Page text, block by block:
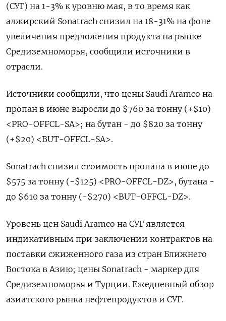
(СУГ) на 1-3% к уровню мая, в то ​время ​как ​
алжирский Sonatrach снизил на ⁠18-31% на ‌фоне
увеличения предложения ‌продукта на рынке
Средиземноморья, сообщили источники в
отрасли.
Источники ​сообщили, что цены ‌Saudi Aramco на
пропан в ​июне выросли до $760 за тонну (+$10)
<PRO-OFFCL-SA>; на ‌бутан - до $820 за тонну
(+$20) <BUT-OFFCL-SA>.
Sonatrach снизил стоимость пропана в июне ​до
$575 за ​тонну (-$125) <PRO-OFFCL-DZ>, ‌бутана -
до $610 за тонну (-$270) <BUT-OFFCL-DZ>.
Уровень цен ​Saudi Aramco на СУГ является
индикативным при заключении контрактов на
поставки сжиженного газа из стран Ближнего
Востока в Азию; цены Sonatrach - маркер для
Средиземноморья ​и Турции. Ежедневный ⁠обзор
азиатского рынка нефтепродуктов и СУГ.